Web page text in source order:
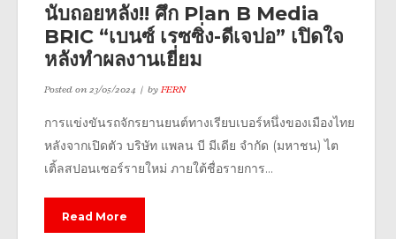
นับถอยหลัง!! ศึก Plan B Media
BRIC “เบนซ์ เรซซิ่ง-ดีเจปอ” เปิดใจ
หลังทำผลงานเยี่ยม
Posted on23/05/2024 byFERN
การแข่งขันรถจักรยานยนต์ทางเรียบเบอร์หนึ่งของเมืองไทย
หลังจากเปิดตัว บริษัท แพลน บี มีเดีย จำกัด (มหาชน) ไต
เติ้ลสปอนเซอร์รายใหม่ ภายใต้ชื่อรายการ...
Read More